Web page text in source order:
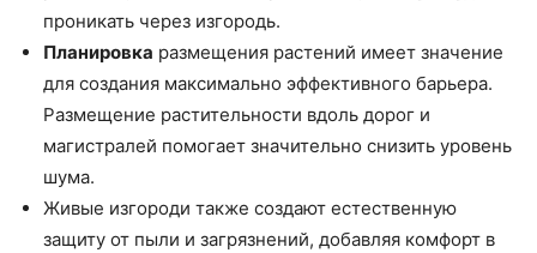
проникать через изгородь.
Планировка размещения растений имеет значение
для создания максимально эффективного барьера.
Размещение растительности вдоль дорог и
магистралей помогает значительно снизить уровень
шума.
Живые изгороди также создают естественную
защиту от пыли и загрязнений, добавляя комфорт в